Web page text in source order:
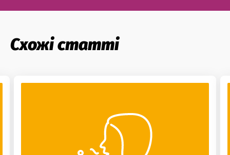
Схожі статті